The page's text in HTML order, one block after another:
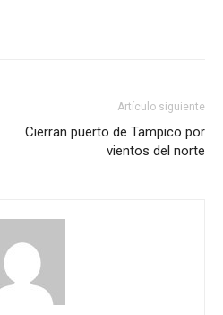
Artículo siguiente
Cierran puerto de Tampico por
vientos del norte